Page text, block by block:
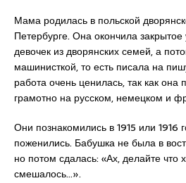
Мама родилась в польской
Петербурге. Она окончила
девочек из дворянских семей, а
машинисткой, то есть писала на
работа очень ценилась, так как она
грамотно на русском, немецком и
Они познакомились в 1915 или 1916
поженились. Бабушка не была в
но потом сдалась: «Ах, делайте что
смешалось…».